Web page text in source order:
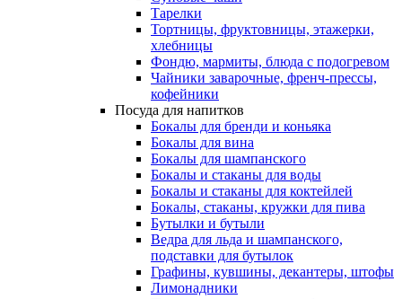
Тарелки
Тортницы, фруктовницы, этажерки,
хлебницы
Фондю, мармиты, блюда с подогревом
Чайники заварочные, френч-прессы,
кофейники
Посуда для напитков
Бокалы для бренди и коньяка
Бокалы для вина
Бокалы для шампанского
Бокалы и стаканы для воды
Бокалы и стаканы для коктейлей
Бокалы, стаканы, кружки для пива
Бутылки и бутыли
Ведра для льда и шампанского,
подставки для бутылок
Графины, кувшины, декантеры, штофы
Лимонадники